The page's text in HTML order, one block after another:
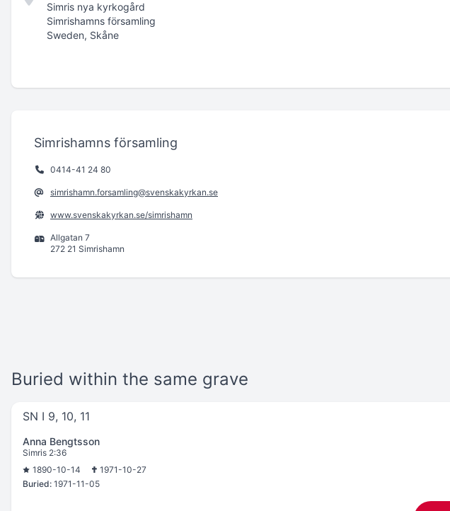
Simris nya kyrkogård
Simrishamns församling
Sweden, Skåne
Simrishamns församling
0414-41 24 80
simrishamn.forsamling@svenskakyrkan.se
www.svenskakyrkan.se/simrishamn
Allgatan 7
272 21 Simrishamn
Buried within the same grave
SN I 9, 10, 11
Anna Bengtsson
Simris 2:36
1890-10-14
1971-10-27
Buried: 1971-11-05